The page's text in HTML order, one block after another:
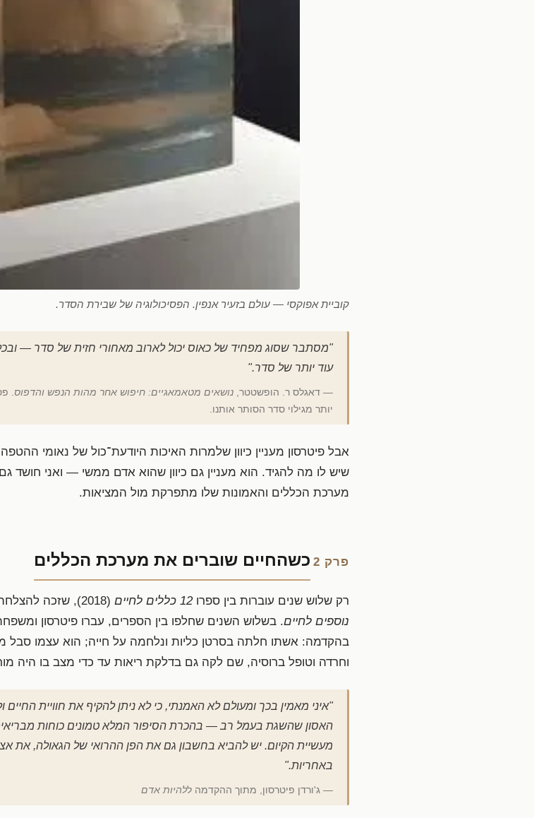
קוביית אפוקסי — עולם בזעיר אנפין. הפסיכולוגיה של שבירת הסדר.
"מסתבר שסוג מפחיד של כאוס יכול לארוב מאחורי חזית של סדר —
עוד יותר של סדר."
— דאגלס ר. הופשטטר, נושאים מטאמאגיים: חיפוש אחר מהות הנפש והדפוס .
יותר מגילוי סדר הסותר אותנו.
אבל פיטרסון מעניין כיוון שלמרות האיכות היודעת־כול של נאומי
שיש לו מה להגיד. הוא מעניין גם כיוון שהוא אדם ממשי — ואני
מערכת הכללים והאמונות שלו מתפרקת מול המציאות.
פרק 2 כשהחיים שוברים את מערכת הכללים
רק שלוש שנים עוברות בין ספרו12 כללים לחיים (2018), שזכה להצלחה מטורפת, לספרו
נוספים לחיים. בשלוש השנים שחלפו בין הספרים, עברו פיטרסון
בהקדמה: אשתו חלתה בסרטן כליות ונלחמה על חייה; הוא עצמו סבל
וחרדה וטופל ברוסיה, שם לקה גם בדלקת ריאות עד כדי מצב בו היה
"איני מאמין בכך ומעולם לא האמנתי, כי לא ניתן להקיף את חוויית
האסון שהשגת בעמל רב — בהכרת הסיפור המלא טמונים כוחות
מעשיית הקיום. יש להביא בחשבון גם את הפן ההרואי של הגאולה, את
באחריות."
— ג'ורדן פיטרסון, מתוך ההקדמה ללהיות אדם